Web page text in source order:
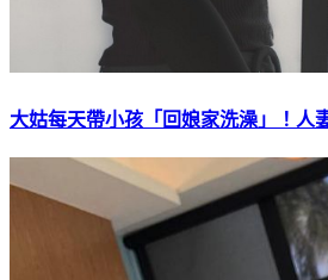
大姑每天帶小孩「回娘家洗澡」！人